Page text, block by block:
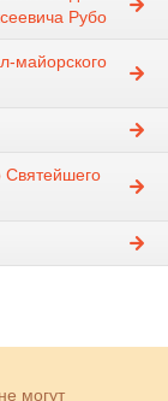
Рубо
майорского
Святейшего
не могут